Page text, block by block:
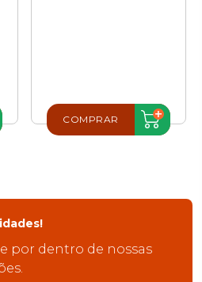
COMPRAR
por dentro de nossas